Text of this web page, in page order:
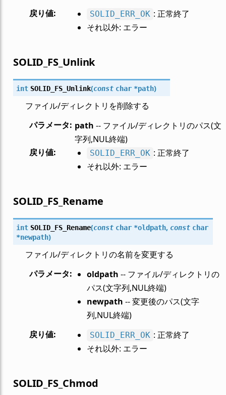
戻り値: SOLID_ERR_OK : 正常終了
それ以外: エラー
SOLID_FS_Unlink
int SOLID_FS_Unlink(const char *path)
ファイル/ディレクトリを削除する
パラメータ: path -- ファイル/ディレクトリのパス(文
字列,NUL終端)
戻り値: SOLID_ERR_OK : 正常終了
それ以外: エラー
SOLID_FS_Rename
int SOLID_FS_Rename(const char *oldpath, const char
*newpath)
ファイル/ディレクトリの名前を変更する
パラメータ: oldpath -- ファイル/ディレクトリの
パス(文字列,NUL終端)
newpath -- 変更後のパス(文字
列,NUL終端)
戻り値: SOLID_ERR_OK : 正常終了
それ以外: エラー
SOLID_FS_Chmod